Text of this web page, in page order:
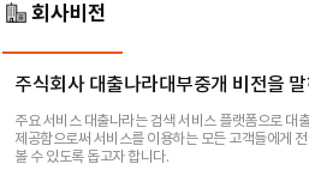
회사비전
주식회사 대출나라대부중개 비전을
주요 서비스 대출나라는 검색 서비스 플랫폼으로 대
제공함으로써 서비스를 이용하는 모든 고객들에게
볼 수 있도록 돕고자 합니다.